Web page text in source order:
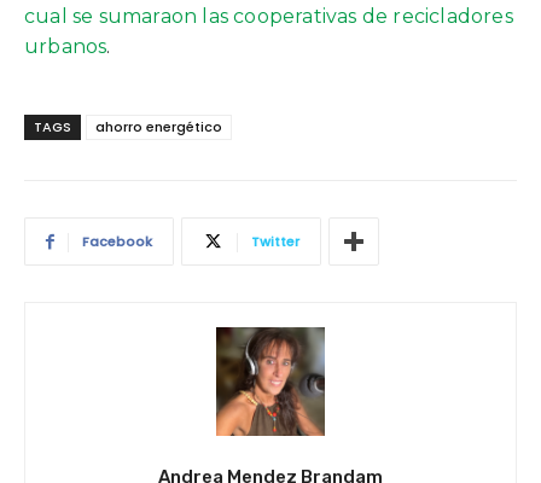
cual se sumaraon las cooperativas de recicladores
urbanos.
TAGS ahorro energético
Facebook Twitter
Andrea Mendez Brandam